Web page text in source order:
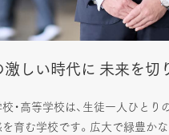
激しい時代に 未来を切
・高等学校は、生徒一人ひとり
育む学校です。広大で緑豊かな